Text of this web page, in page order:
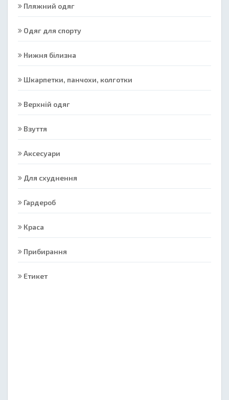
Пляжний одяг
Одяг для спорту
Нижня білизна
Шкарпетки, панчохи, колготки
Верхній одяг
Взуття
Аксесуари
Для схуднення
Гардероб
Краса
Прибирання
Етикет